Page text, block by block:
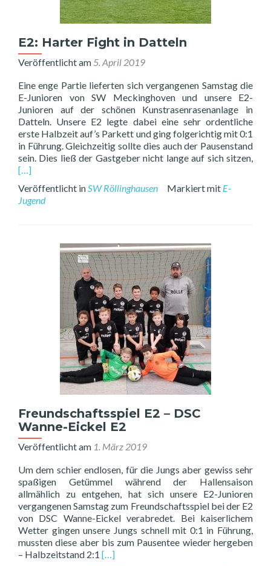
E2: Harter Fight in Datteln
Veröffentlicht am 5. April 2019
Eine enge Partie lieferten sich vergangenen Samstag die
E-Junioren von SW Meckinghoven und unsere E2-
Junioren auf der schönen Kunstrasenrasenanlage in
Datteln. Unsere E2 legte dabei eine sehr ordentliche
erste Halbzeit auf’s Parkett und ging folgerichtig mit 0:1
in Führung. Gleichzeitig sollte dies auch der Pausenstand
sein. Dies ließ der Gastgeber nicht lange auf sich sitzen,
[…]
Veröffentlicht inSW Röllinghausen Markiert mit E-
Jugend
Freundschaftsspiel E2 – DSC
Wanne-Eickel E2
Veröffentlicht am 1. März 2019
Um dem schier endlosen, für die Jungs aber gewiss sehr
spaßigen Getümmel während der Hallensaison
allmählich zu entgehen, hat sich unsere E2-Junioren
vergangenen Samstag zum Freundschaftsspiel bei der E2
von DSC Wanne-Eickel verabredet. Bei kaiserlichem
Wetter gingen unsere Jungs schnell mit 0:1 in Führung,
mussten diese aber bis zum Pausentee wieder hergeben
– Halbzeitstand 2:1 Read
[…]